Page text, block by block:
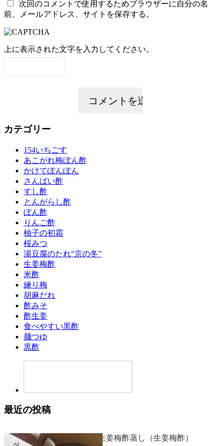
次回のコメントで使用するためブラウザーに自分の名
前、メールアドレス、サイトを保存する。
上に表示された文字を入力してください。
カテゴリー
154いちごす
あこがれ梅ぽん酢
かけてぽんぽん
さんばい酢
すし酢
とんがらし酢
ぽん酢
りんご酢
柚子の初霜
桜みつ
湯豆腐のたれ“京の冬”
生姜梅酢
米酢
練り梅
胡麻だれ
酢みそ
酢生姜
食べやすい黒酢
麺つゆ
黒酢
最近の投稿
鱈と白ネギの生姜梅酢蒸し（生姜梅酢）